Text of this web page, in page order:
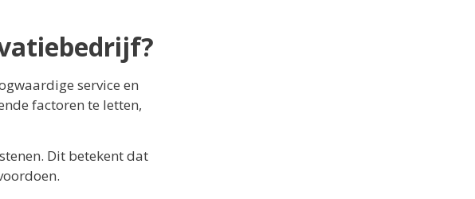
service en
factoren te letten,
Dit betekent dat